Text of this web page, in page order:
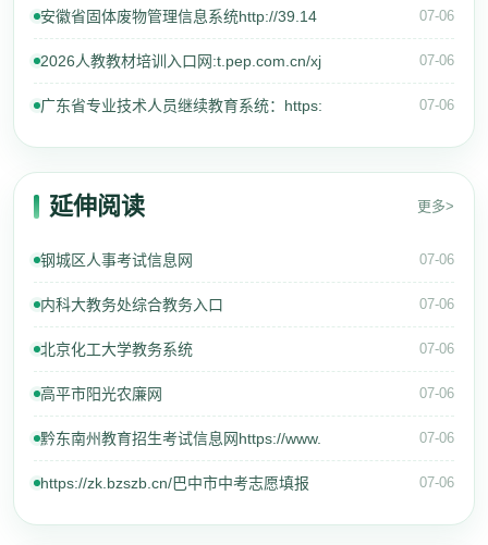
安徽省固体废物管理信息系统http://39.14 07-06
2026人教教材培训入口网:t.pep.com.cn/xj 07-06
广东省专业技术人员继续教育系统：https: 07-06
延伸阅读 更多>
钢城区人事考试信息网 07-06
内科大教务处综合教务入口 07-06
北京化工大学教务系统 07-06
高平市阳光农廉网 07-06
黔东南州教育招生考试信息网https://www. 07-06
https://zk.bzszb.cn/巴中市中考志愿填报 07-06